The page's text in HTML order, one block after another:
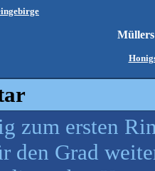
zum ersten
den Grad